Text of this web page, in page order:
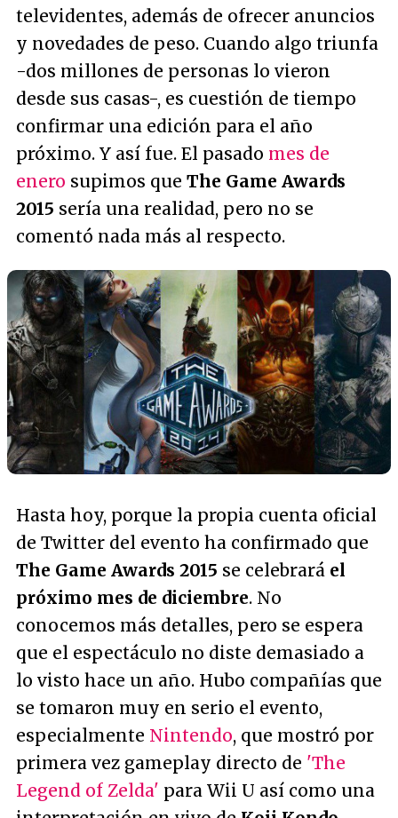
televidentes, además de ofrecer anuncios
y novedades de peso. Cuando algo triunfa
-dos millones de personas lo vieron
desde sus casas-, es cuestión de tiempo
confirmar una edición para el año
próximo. Y así fue. El pasado mes de
enero supimos que The Game Awards
2015 sería una realidad, pero no se
comentó nada más al respecto.
Hasta hoy, porque la propia cuenta oficial
de Twitter del evento ha confirmado que
The Game Awards 2015 se celebrará el
próximo mes de diciembre. No
conocemos más detalles, pero se espera
que el espectáculo no diste demasiado a
lo visto hace un año. Hubo compañías que
se tomaron muy en serio el evento,
especialmente Nintendo, que mostró por
primera vez gameplay directo de 'The
Legend of Zelda' para Wii U así como una